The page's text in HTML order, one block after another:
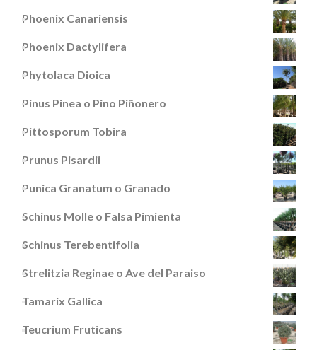
Phoenix Canariensis
Phoenix Dactylifera
Phytolaca Dioica
Pinus Pinea o Pino Piñonero
Pittosporum Tobira
Prunus Pisardii
Punica Granatum o Granado
Schinus Molle o Falsa Pimienta
Schinus Terebentifolia
Strelitzia Reginae o Ave del Paraiso
Tamarix Gallica
Teucrium Fruticans